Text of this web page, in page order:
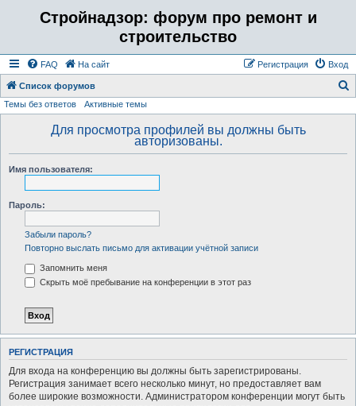
Стройнадзор: форум про ремонт и
строительство
FAQ На сайт Вход
Регистрация
Список форумов
Темы без ответов Активные темы
Для просмотра профилей вы должны быть
авторизованы.
Имя пользователя:
Пароль:
Забыли пароль?
Повторно выслать письмо для активации учётной записи
Запомнить меня
Скрыть моё пребывание на конференции в этот раз
РЕГИСТРАЦИЯ
Для входа на конференцию вы должны быть зарегистрированы.
Регистрация занимает всего несколько минут, но предоставляет вам
более широкие возможности. Администратором конференции могут быть